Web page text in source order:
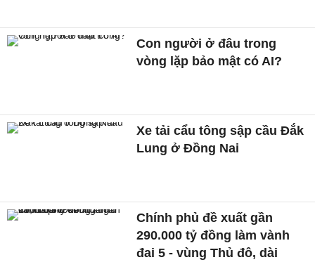
Con người ở đâu trong
vòng lặp bảo mật có AI?
Xe tải cẩu tông sập cầu Đắk
Lung ở Đồng Nai
Chính phủ đề xuất gần
290.000 tỷ đồng làm vành
đai 5 - vùng Thủ đô, dài